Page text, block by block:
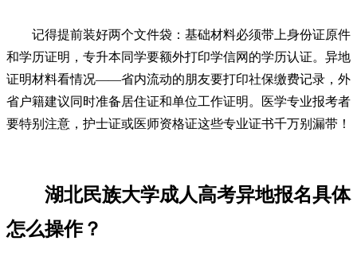
记得提前装好两个文件袋：基础材料必须带上身份证原件
和学历证明，专升本同学要额外打印学信网的学历认证。异地
证明材料看情况——省内流动的朋友要打印社保缴费记录，外
省户籍建议同时准备居住证和单位工作证明。医学专业报考者
要特别注意，护士证或医师资格证这些专业证书千万别漏带！
湖北民族大学成人高考异地报名具体
怎么操作？